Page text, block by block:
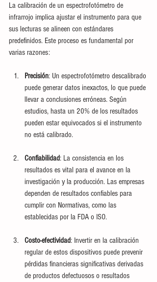
La calibración de un espectrofotómetro de
infrarrojo implica ajustar el instrumento para que
sus lecturas se alineen con estándares
predefinidos. Este proceso es fundamental por
varias razones:
Precisión: Un espectrofotómetro descalibrado
puede generar datos inexactos, lo que puede
llevar a conclusiones erróneas. Según
estudios, hasta un 20% de los resultados
pueden estar equivocados si el instrumento
no está calibrado.
Confiabilidad: La consistencia en los
resultados es vital para el avance en la
investigación y la producción. Las empresas
dependen de resultados confiables para
cumplir con Normativas, como las
establecidas por la FDA o ISO.
Costo-efectividad: Invertir en la calibración
regular de estos dispositivos puede prevenir
pérdidas financieras significativas derivadas
de productos defectuosos o resultados